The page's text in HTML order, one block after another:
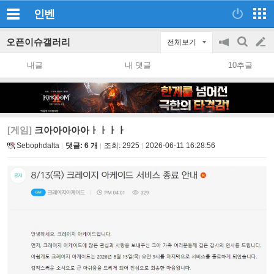
인벤
오픈이슈갤러리 전체보기
공
지
on/off
검
색
글
쓰
내글 내 댓글 10추글
[게임] 크아아아아아ㅏㅏㅏㅏ
Sebophdalta 댓글: 6 개 조회: 2925 2026-06-11 16:28:56